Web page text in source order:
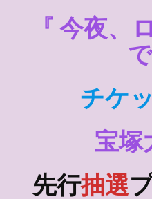
『 今夜、
で
チケ
宝塚
先行抽選